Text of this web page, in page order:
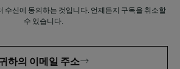
수신에 동의하는 것입니다. 언제든지 구독을 취소할
수 있습니다.
하의 이메일 주소